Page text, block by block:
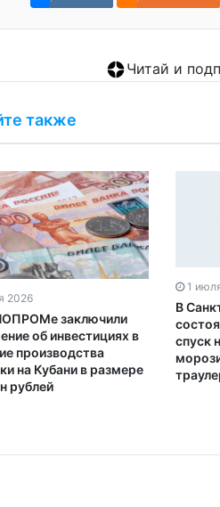
Читай и
также
2026
заключили
об инвестициях в
производства
на Кубани в размере
рублей
1
В
спуск